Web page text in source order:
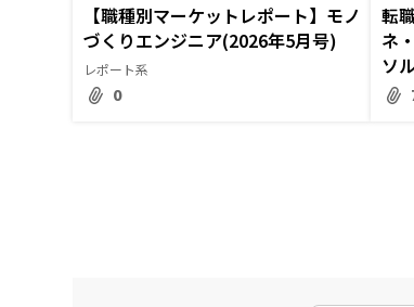
【職種別マーケットレポート】モノ
づくりエンジニア(2026年5月号)
レポート系
0
転
ネ
ソ